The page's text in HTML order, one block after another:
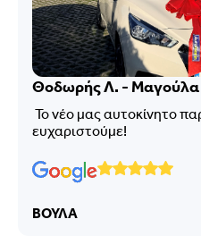
Θοδωρής Λ. - Μαγούλα
Το νέο μας αυτοκίνητο
ευχαριστούμε!
ΒΟΥΛΑ